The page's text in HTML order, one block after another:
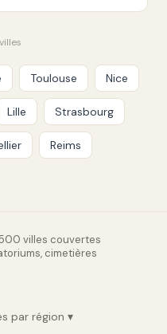
Toulouse Nice
Lille Strasbourg
Reims
500 villes couvertes
cimetières
par région ▾